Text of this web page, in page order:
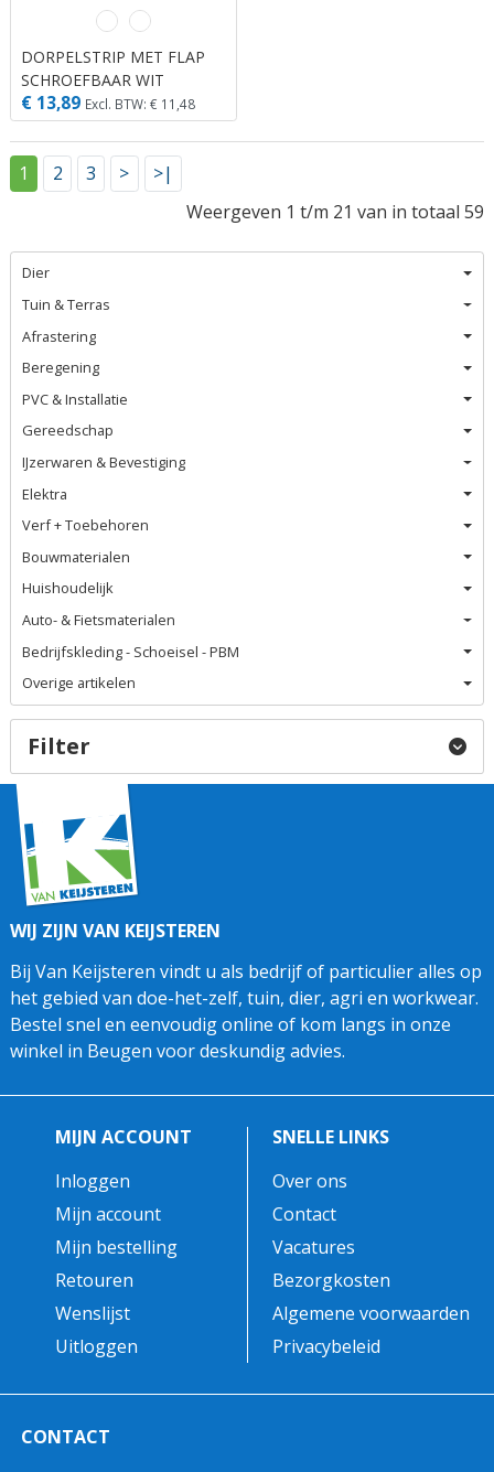
Dier
Tuin & Terras
Afrastering
Beregening
PVC & Installatie
Gereedschap
IJzerwaren & Bevestiging
Elektra
Verf + Toebehoren
Bouwmaterialen
Huishoudelijk
Auto- & Fietsmaterialen
Bedrijfskleding - Schoeisel - PBM
Overige artikelen
Filter
DORPELSTRIP MET FLAP
SCHROEFBAAR WIT
KUNSTSTOF 1.10M X 41
MM X 20 MM
€ 13,89 Excl. BTW: € 11,48
1 2 3 >
>|
Weergeven 1 t/m 21 van in totaal 59
WIJ ZIJN VAN KEIJSTEREN
Bij Van Keijsteren vindt u als bedrijf of particulier alles op
het gebied van doe-het-zelf, tuin, dier, agri en workwear.
Bestel snel en eenvoudig online of kom langs in onze
winkel in Beugen voor deskundig advies.
MIJN ACCOUNT
Inloggen
Mijn account
Mijn bestelling
Retouren
Wenslijst
Uitloggen
SNELLE LINKS
Over ons
Contact
Vacatures
Bezorgkosten
Algemene voorwaarden
Privacybeleid
CONTACT